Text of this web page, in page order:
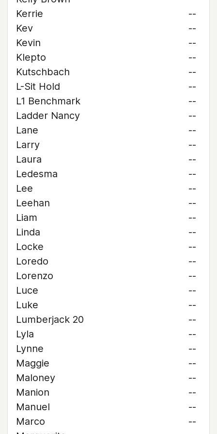
Kerrie
--
Kev
--
Kevin
--
Klepto
--
Kutschbach
--
L-Sit Hold
--
L1 Benchmark
--
Ladder Nancy
--
Lane
--
Larry
--
Laura
--
Ledesma
--
Lee
--
Leehan
--
Liam
--
Linda
--
Locke
--
Loredo
--
Lorenzo
--
Luce
--
Luke
--
Lumberjack 20
--
Lyla
--
Lynne
--
Maggie
--
Maloney
--
Manion
--
Manuel
--
Marco
--